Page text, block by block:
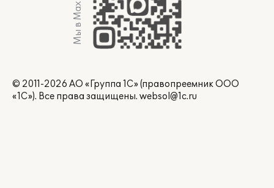
Мы в Max
© 2011-2026 АО «Группа 1С» (правопреемник ООО
«1С»). Все права защищены. websol@1c.ru